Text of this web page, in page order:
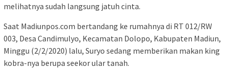
melihatnya sudah langsung jatuh cinta.
Saat Madiunpos.com bertandang ke rumahnya di RT 012/RW
003, Desa Candimulyo, Kecamatan Dolopo, Kabupaten Madiun,
Minggu (2/2/2020) lalu, Suryo sedang memberikan makan king
kobra-nya berupa seekor ular tanah.